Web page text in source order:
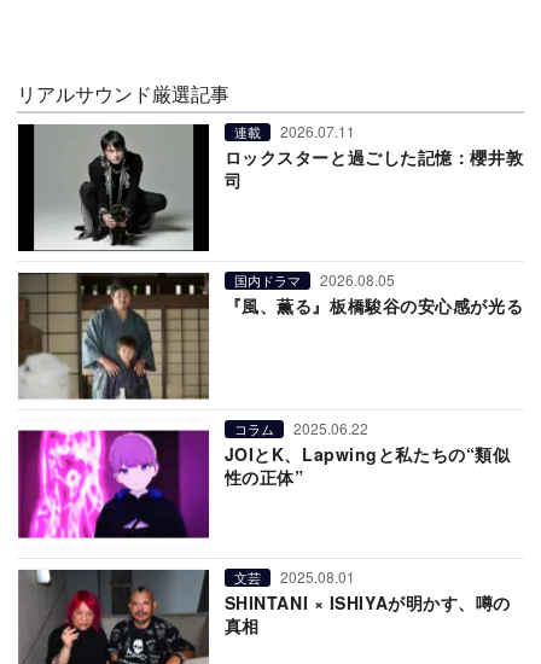
リアルサウンド厳選記事
連載 2026.07.11
ロックスターと過ごした記憶：櫻井敦
司
国内ドラマ 2026.08.05
『風、薫る』板橋駿谷の安心感が光る
コラム 2025.06.22
JOIとK、Lapwingと私たちの“類似
性の正体”
文芸 2025.08.01
SHINTANI × ISHIYAが明かす、噂の
真相